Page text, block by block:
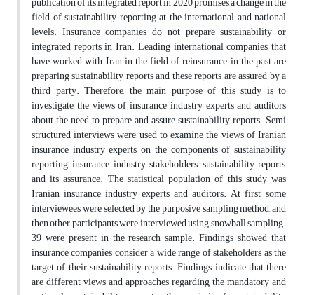
field of sustainability reporting at the international and national
levels. Insurance companies do not prepare sustainability or
integrated reports in Iran. Leading international companies that
have worked with Iran in the field of reinsurance in the past are
preparing sustainability reports and these reports are assured by a
third party. Therefore, the main purpose of this study is to
investigate the views of insurance industry experts and auditors
about the need to prepare and assure sustainability reports. Semi
structured interviews were used to examine the views of Iranian
insurance industry experts on the components of sustainability
reporting, insurance industry stakeholders, sustainability reports,
and its assurance. The statistical population of this study was
Iranian insurance industry experts and auditors. At first, some
interviewees were selected by the purposive sampling method, and
then other participants were interviewed using snowball sampling.
39 were present in the research sample. Findings showed that
insurance companies consider a wide range of stakeholders as the
target of their sustainability reports. Findings indicate that there
are different views and approaches regarding the mandatory and